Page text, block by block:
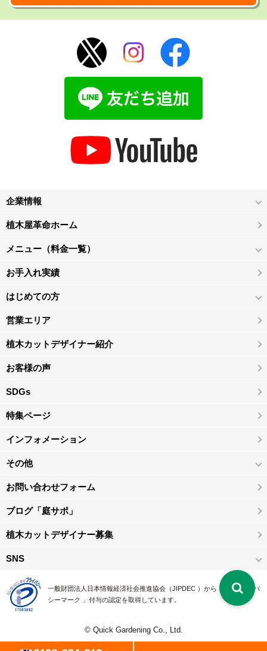
企業情報
植木屋革命ホーム
メニュー（料金一覧）
お手入れ実績
はじめての方
営業エリア
植木カットデザイナー紹介
お客様の声
SDGs
特集ページ
インフォメーション
その他
お問い合わせフォーム
ブログ「庭サポ」
植木カットデザイナー募集
SNS
一般財団法人日本情報経済社会推進協会（JIPDEC ）から 、「 プライバ
シーマーク 」付与の認定を取得しています。
© Quick Gardening Co., Ltd.